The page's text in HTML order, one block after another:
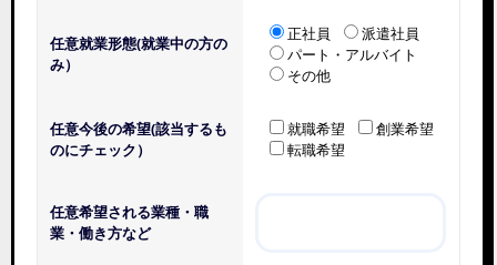
任意就業形態(就業中の方の
み）
正社員
派遣社員
パート・アルバイト
その他
任意今後の希望(該当するも
のにチェック）
就職希望
創業希望
転職希望
任意希望される業種・職
業・働き方など